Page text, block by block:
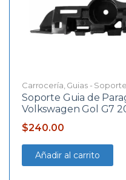
Carrocería Guias -
Soporte Guia de
Volkswagen Gol G7
$240.00
Añadir al carrito